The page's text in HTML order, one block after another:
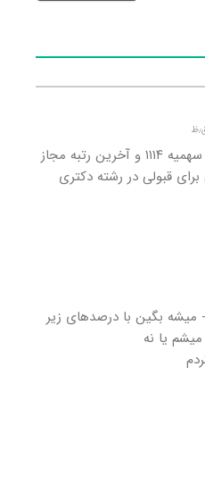
سلام با نمره کل ۹۱۲ و رتبه در سهمیه ۱۱۱۴ و آخرین رتبه مجاز
آیا شانسی برای قبولی در رشته دکتری
میشه بگین با درصدهای زیر
یا نه